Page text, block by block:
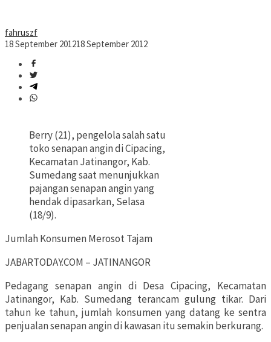
fahruszf
18 September 201218 September 2012
Berry (21), pengelola salah satu
toko senapan angin di Cipacing,
Kecamatan Jatinangor, Kab.
Sumedang saat menunjukkan
pajangan senapan angin yang
hendak dipasarkan, Selasa
(18/9).
Jumlah Konsumen Merosot Tajam
JABARTODAY.COM – JATINANGOR
Pedagang senapan angin di Desa Cipacing, Kecamatan
Jatinangor, Kab. Sumedang terancam gulung tikar. Dari
tahun ke tahun, jumlah konsumen yang datang ke sentra
penjualan senapan angin di kawasan itu semakin berkurang.